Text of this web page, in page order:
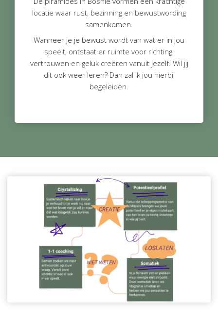
locatie waar rust, bezinning en bewustwording
samenkomen.
Wanneer je je bewust wordt van wat er in jou
speelt, ontstaat er ruimte voor richting,
vertrouwen en geluk creëren vanuit jezelf. Wil jij
dit ook weer leren? Dan zal ik jou hierbij
begeleiden.